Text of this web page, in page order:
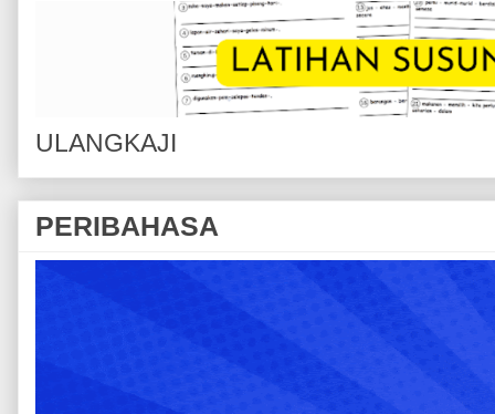
ULANGKAJI
PERIBAHASA